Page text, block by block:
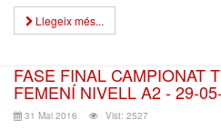
Llegeix més...
FASE FINAL CAMPIONAT
FEMENÍ NIVELL A2 - 29-
31 Mai 2016 Vist: 2527